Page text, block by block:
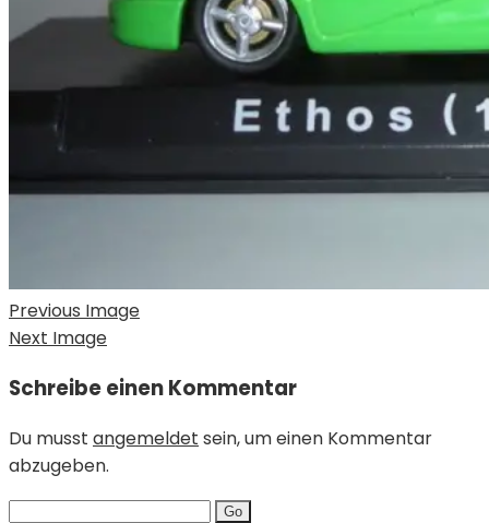
Previous Image
Next Image
Schreibe einen Kommentar
Du musst angemeldet sein, um einen Kommentar
abzugeben.
Search